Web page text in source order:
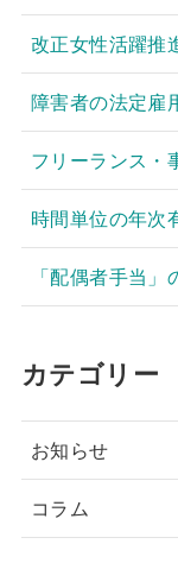
改正女性活躍推
障害者の法定雇
フリーランス・
時間単位の年次
「配偶者手当」
カテゴリー
お知らせ
コラム